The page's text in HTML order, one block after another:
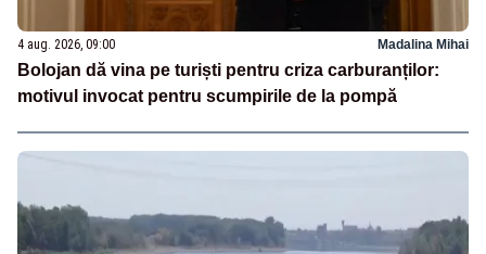
4 aug. 2026, 09:00 Madalina Mihai
Bolojan dă vina pe turiști pentru criza carburanților:
motivul invocat pentru scumpirile de la pompă